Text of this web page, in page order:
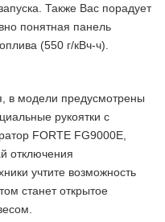
Также Вас порадует
понятная панель
(550 г/кВч-ч).
в модели предусмотрены
рукоятки с
FORTE FG9000E,
отключения
учтите возможность
станет открытое